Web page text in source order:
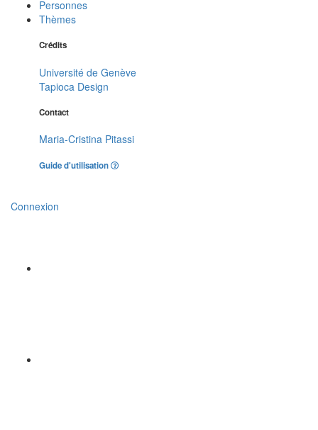
Personnes
Thèmes
Crédits
Université de Genève
Tapioca Design
Contact
Maria-Cristina Pitassi
Guide d'utilisation
Connexion